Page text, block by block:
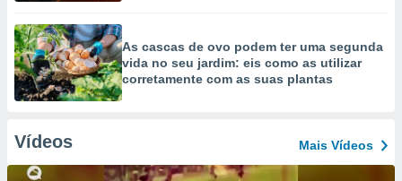
As cascas de ovo podem ter uma segunda
vida no seu jardim: eis como as utilizar
corretamente com as suas plantas
Vídeos Mais Vídeos